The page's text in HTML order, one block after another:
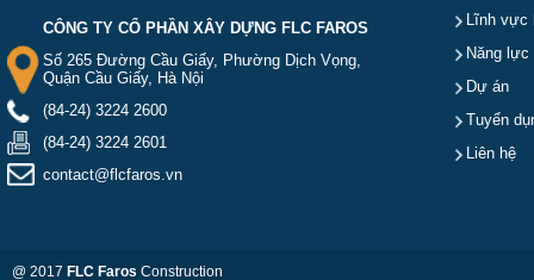
CÔNG TY CỔ PHẦN XÂY DỰNG FLC FAROS
Số 265 Đường Cầu Giấy, Phường Dịch Vọng,
Quận Cầu Giấy, Hà Nội
(84-24) 3224 2600
(84-24) 3224 2601
contact@flcfaros.vn
Lĩnh vực
Năng lực
Dự án
Tuyển
Liên hệ
@ 2017 FLC Faros Construction